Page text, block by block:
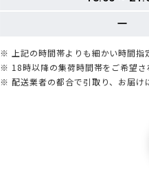
ー
※ 上記の時間帯よりも細かい時間指
※ 18時以降の集荷時間帯をご希望さ
※ 配送業者の都合で引取り、お届け